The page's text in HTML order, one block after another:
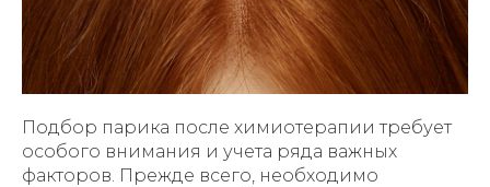
Подбор парика после химиотерапии требует
особого внимания и учета ряда важных
факторов. Прежде всего, необходимо